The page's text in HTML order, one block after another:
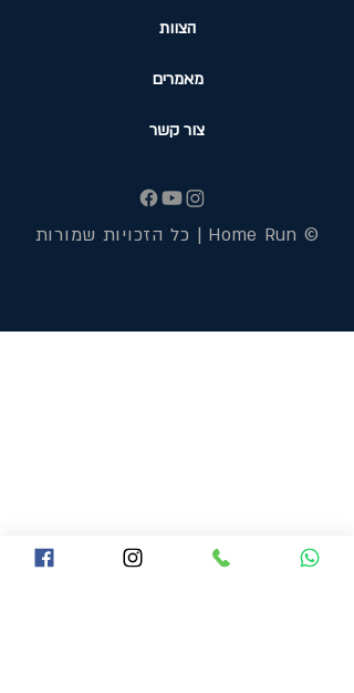
הצוות
מאמרים
צור קשר
© Home Run | כל הזכויות שמורות